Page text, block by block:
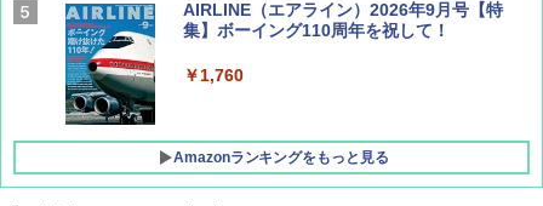
AIRLINE（エアライン）2026年9月号【特
集】ボーイング110周年を祝して！
￥1,760
Amazonランキングをもっと見る